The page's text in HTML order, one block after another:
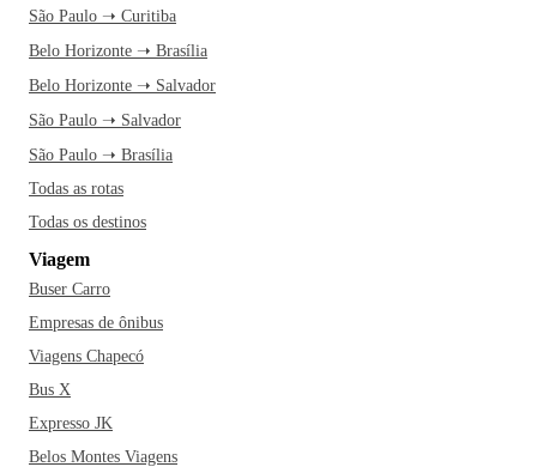
São Paulo ➝ Curitiba
Belo Horizonte ➝ Brasília
Belo Horizonte ➝ Salvador
São Paulo ➝ Salvador
São Paulo ➝ Brasília
Todas as rotas
Todas os destinos
Viagem
Buser Carro
Empresas de ônibus
Viagens Chapecó
Bus X
Expresso JK
Belos Montes Viagens